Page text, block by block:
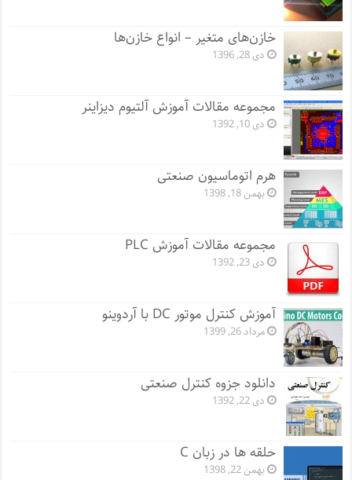
خازن‌های متغیر – انواع خازن‌ها
دی 28, 1396
مجموعه مقالات آموزش آلتیوم دیزاینر
دی 10, 1392
هرم اتوماسیون صنعتی
بهمن 18, 1398
مجموعه مقالات آموزش PLC
دی 23, 1392
آموزش کنترل موتور DC با آردوینو
مرداد 26, 1399
دانلود جزوه کنترل صنعتی
دی 22, 1392
حلقه ها در زبان C
بهمن 22, 1398